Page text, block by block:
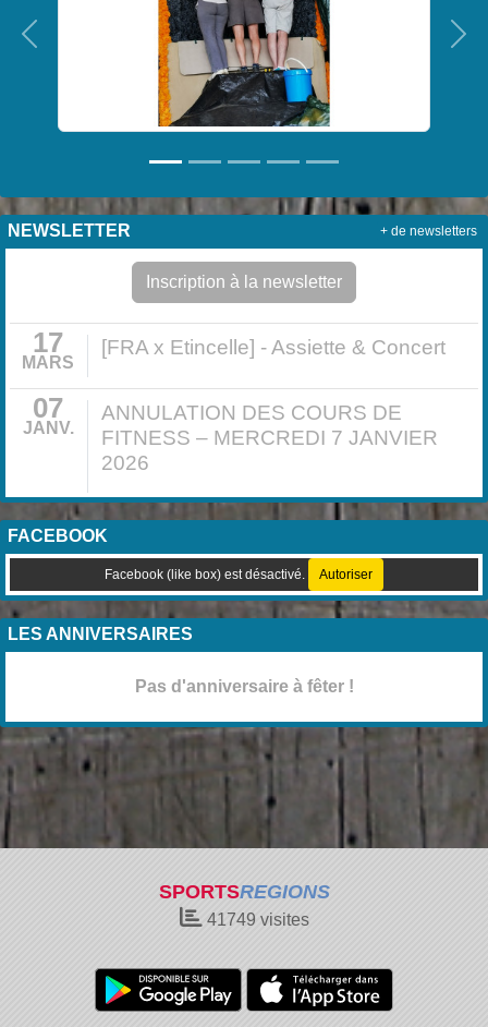
Précedent
NEWSLETTER
Inscription à la newsletter
17
MARS
[FRA x Etincelle] - Assiette & Concert
07
JANV.
ANNULATION DES COURS DE
FITNESS – MERCREDI 7 JANVIER
2026
+ de newsletters
FACEBOOK
Facebook (like box) est désactivé. Autoriser
LES ANNIVERSAIRES
Pas d'anniversaire à fêter !
SPORTSREGIONS
41749 visites